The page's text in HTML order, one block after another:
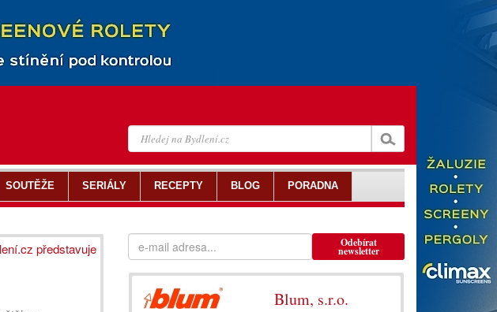
představuje Odebírat
newsletter
Blum, s.r.o.
SOUTĚŽE SERIÁLY RECEPTY BLOG PORADNA